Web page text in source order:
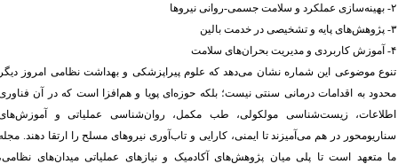
جسمی-روانی نیروها
در خدمت بالین
بحران‌های سلامت
موضوعی این شماره نشان می‌دهد که علوم پیراپزشکی و بهداشت نظامی امروز دیگر
به اقدامات درمانی سنتی نیست؛ بلکه حوزه‌ای پویا و هم‌افزا است که در آن فناوری
زیست‌شناسی مولکولی، طب مکمل، روان‌شناسی عملیاتی و آموزش‌های
در هم می‌آمیزند تا ایمنی، کارایی و تاب‌آوری نیروهای مسلح را ارتقا دهند. مجله
متعهد است تا پلی میان پژوهش‌های آکادمیک و نیازهای عملیاتی میدان‌های نظامی،